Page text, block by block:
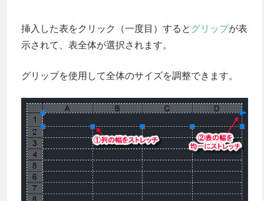
挿入した表をクリック（一度目）すると グリップが表
示されて、表全体が選択されます。
グリップを使用して全体のサイズを調整できます。